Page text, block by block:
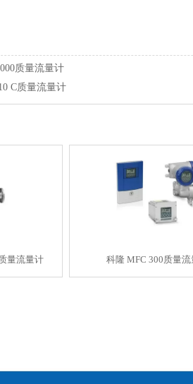
质量流量计
C质量流量计
量流量计 科隆 MFC 300质量